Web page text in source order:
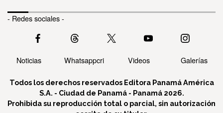
- Redes sociales -
Noticias Whatsappcri Videos Galerías
Todos los derechos reservados Editora Panamá América
S.A. - Ciudad de Panamá - Panamá 2026.
Prohibida su reproducción total o parcial, sin autorización